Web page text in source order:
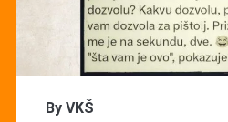
By VKŠ